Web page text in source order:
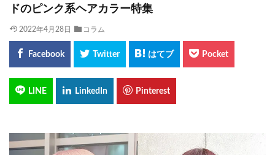
ドのピンク系ヘアカラー特集
2022年4月28日 コラム